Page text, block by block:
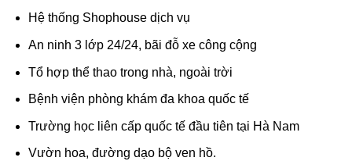
Hệ thống Shophouse dịch vụ
An ninh 3 lớp 24/24, bãi đỗ xe công cộng
Tổ hợp thể thao trong nhà, ngoài trời
Bệnh viện phòng khám đa khoa quốc tế
Trường học liên cấp quốc tế đầu tiên tại Hà Nam
Vườn hoa, đường dạo bộ ven hồ.